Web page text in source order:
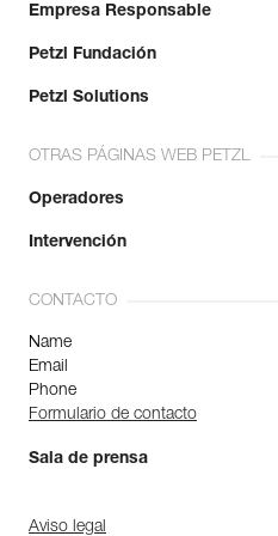
Empresa Responsable
Petzl Fundación
Petzl Solutions
OTRAS PÁGINAS WEB PETZL
Operadores
Intervención
CONTACTO
Name
Email
Phone
Formulario de contacto
Sala de prensa
Aviso legal